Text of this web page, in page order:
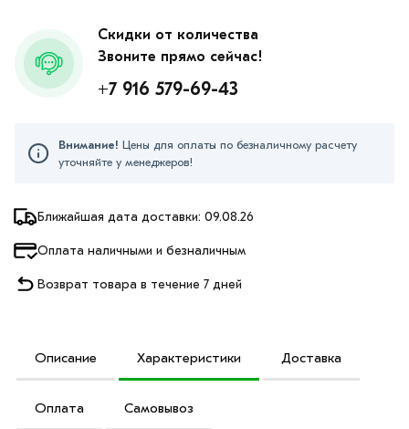
Ближайшая дата доставки: 09.08.26
Оплата наличными и безналичным
Возврат товара в течение 7 дней
Скидки от количества
Звоните прямо сейчас!
+7 916 579-69-43
Внимание! Цены для оплаты по безналичному расчету
уточняйте у менеджеров!
Описание Характеристики Доставка
Оплата Самовывоз